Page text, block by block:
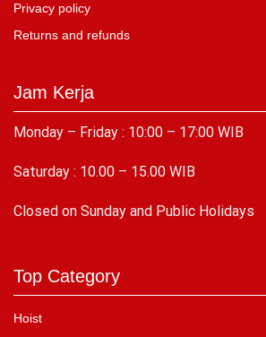
Privacy policy
Returns and refunds
Jam Kerja
Monday – Friday : 10:00 – 17:00 WIB
Saturday : 10.00 – 15.00 WIB
Closed on Sunday and Public Holidays
Top Category
Hoist